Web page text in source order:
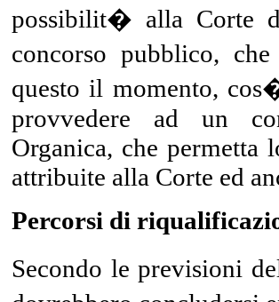
possibilit� alla Corte
concorso pubblico,
questo il momento,
provvedere ad un
Organica, che
attribuite alla Corte ed
Percorsi di
Secondo le previsioni